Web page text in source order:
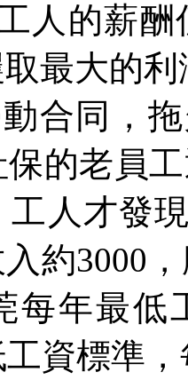
人的薪酬
最大的利
合同，
保的老員
工人才發
約3000
每年最低
資標準